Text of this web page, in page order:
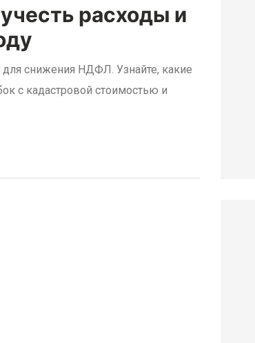
расходы и
снижения НДФЛ. Узнайте, какие
с кадастровой стоимостью и